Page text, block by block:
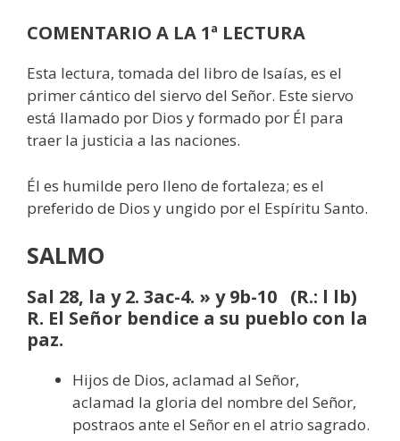
COMENTARIO A LA 1ª LECTURA
Esta lectura, tomada del libro de Isaías, es el
primer cántico del siervo del Señor. Este siervo
está llamado por Dios y formado por Él para
traer la justicia a las naciones.
Él es humilde pero lleno de fortaleza; es el
preferido de Dios y ungido por el Espíritu Santo.
SALMO
Sal 28, la y 2. 3ac-4. » y 9b-10 (R.: l lb)
R. El Señor bendice a su pueblo con la
paz.
Hijos de Dios, aclamad al Señor,
aclamad la gloria del nombre del Señor,
postraos ante el Señor en el atrio sagrado.